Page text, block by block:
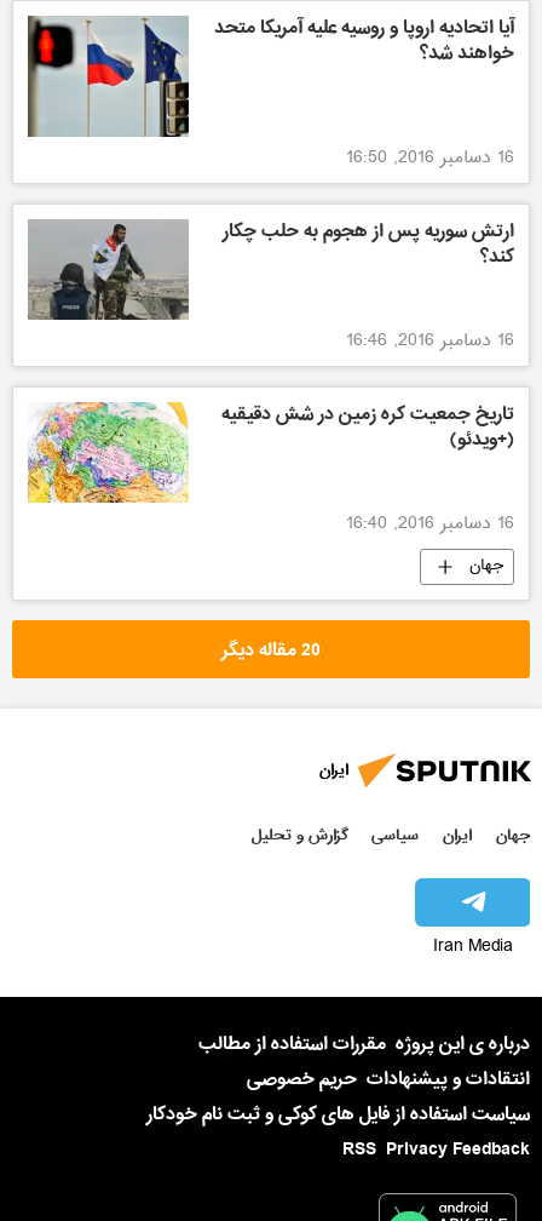
آیا اتحادیه اروپا و روسیه علیه آمریکا متحد
خواهند شد؟
16 دسامبر 2016, 16:50
ارتش سوریه پس از هجوم به حلب چکار
کند؟
16 دسامبر 2016, 16:46
تاریخ جمعیت کره زمین در شش دقیقیه
(+ویدئو)
16 دسامبر 2016, 16:40
جهان
20 مقاله دیگر
ایران
جهان ایران سیاسی گزارش و تحلیل
Iran Media
درباره ی این پروژه مقررات استفاده از مطالب
انتقادات و پیشنهادات حریم خصوصی
سیاست استفاده از فایل های کوکی و ثبت نام خودکار
Privacy Feedback
RSS